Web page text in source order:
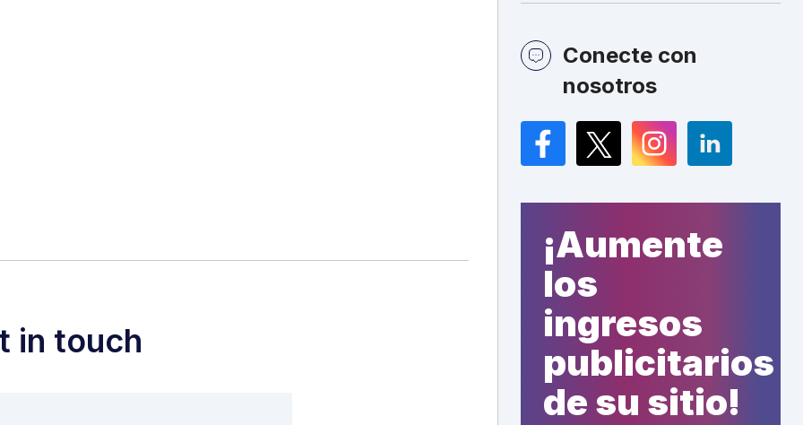
in touch
Conecte con
nosotros
Facebook
TwitterInstagramLinkedIn
¡Aumente
los
ingresos
publicitarios
de su sitio!